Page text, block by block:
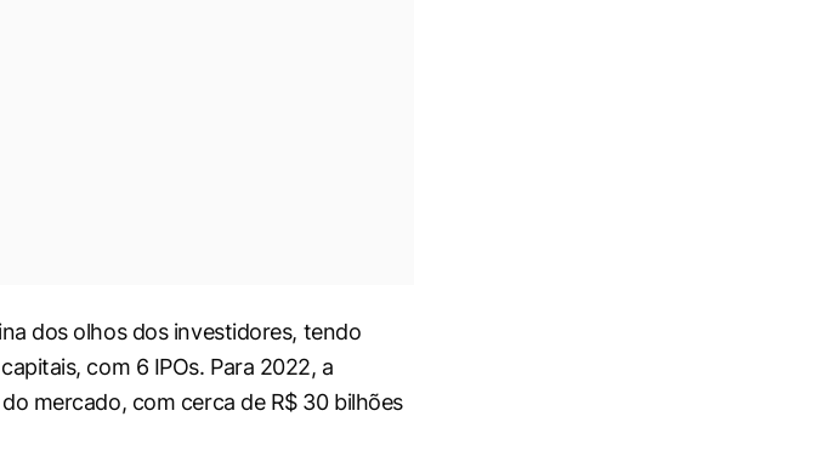
dos olhos dos investidores, tendo
com 6 IPOs. Para 2022, a
mercado, com cerca de R$ 30 bilhões